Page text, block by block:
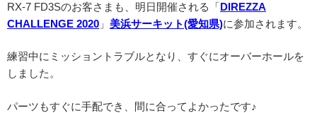
RX-7 FD3Sのお客さまも、明日開催される「DIREZZA
CHALLENGE 2020 」 美浜サーキット(愛知県)に参加されます。
練習中にミッショントラブルとなり、すぐにオーバーホールを
しました。
パーツもすぐに手配でき、間に合ってよかったです♪